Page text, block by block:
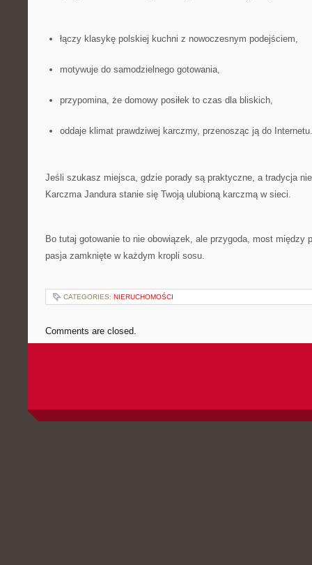
łączy klasykę polskiej kuchni z nowoczesnym podejściem,
motywuje do samodzielnego gotowania,
przypomina, że domowy posiłek to czas dla bliskich,
oddaje klimat prawdziwej karczmy, przenosząc ją do Internetu.
Jeśli szukasz miejsca, gdzie porady są praktyczne, a tradycja
Karczma Jandura stanie się Twoją ulubioną karczmą w sieci.
Bo tutaj gotowanie to nie obowiązek, ale przygoda, most między
pasja zamknięte w każdym kropli sosu.
CATEGORIES: NIERUCHOMOŚCI
Comments are closed.